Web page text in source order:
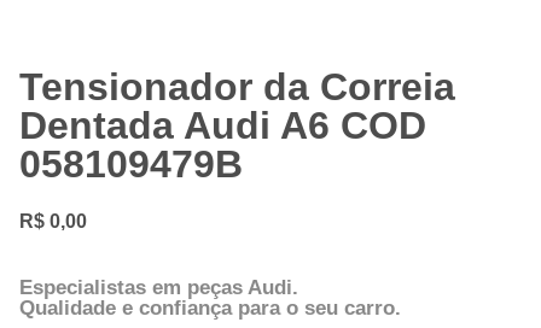
Tensionador da Correia
Dentada Audi A6 COD
058109479B
R$ 0,00
Especialistas em peças Audi.
Qualidade e confiança para o seu carro.